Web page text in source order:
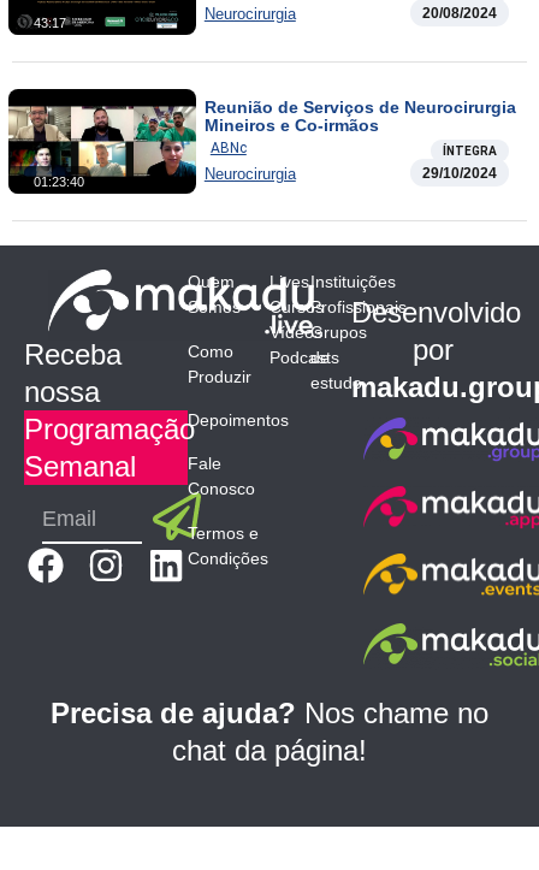
43:17 Neurocirurgia 20/08/2024
01:23:40
Reunião de Serviços de Neurocirurgia
Mineiros e Co-irmãos
ABNc ÍNTEGRA
Neurocirurgia 29/10/2024
Receba
nossa
Programação
Semanal
Email Submit
F
b
k
I
a
a
L
e
d
n
Quem
Somos
Como
Produzir
Depoimentos
Fale
Conosco
Termos e
Condições
Lives
Cursos
Vídeos
Podcasts
Instituições
Profissionais
Grupos
de
estudo
Desenvolvido
por
Precisa de ajuda? Nos chame no
chat da página!